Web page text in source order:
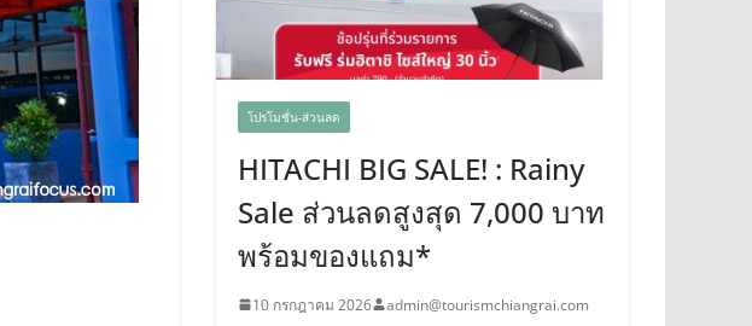
โปรโมชั่น-ส่วนลด
HITACHI BIG SALE! : Rainy
Sale ส่วนลดสูงสุด 7,000 บาท
พร้อมของแถม*
10 กรกฎาคม 2026 admin@tourismchiangrai.com